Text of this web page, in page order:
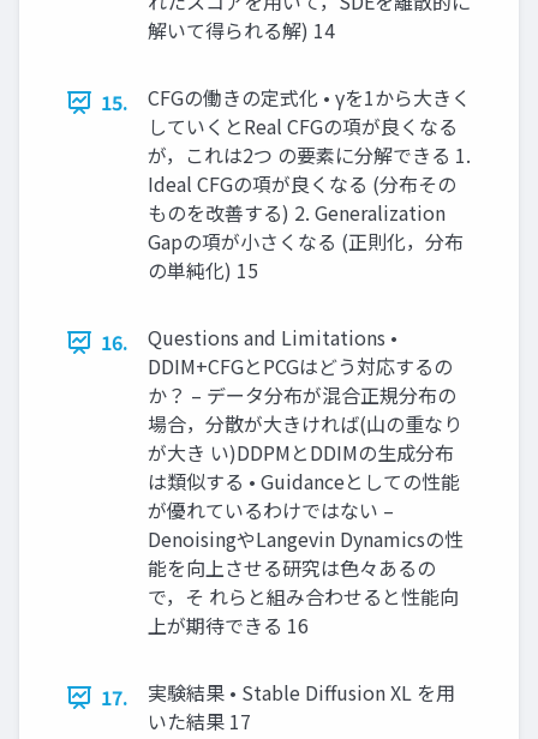
解いて得られる解) 14
15.
CFGの働きの定式化 • γを1から大きく
していくとReal CFGの項が良くなる
が，これは2つ の要素に分解できる 1.
Ideal CFGの項が良くなる (分布その
ものを改善する) 2. Generalization
Gapの項が小さくなる (正則化，分布
の単純化) 15
16.
Questions and Limitations •
DDIM+CFGとPCGはどう対応するの
か？ – データ分布が混合正規分布の
場合，分散が大きければ(山の重なり
が大き い)DDPMとDDIMの生成分布
は類似する • Guidanceとしての性能
が優れているわけではない –
DenoisingやLangevin Dynamicsの性
能を向上させる研究は色々あるの
で，そ れらと組み合わせると性能向
上が期待できる 16
17.
実験結果 • Stable Diffusion XL を用
いた結果 17